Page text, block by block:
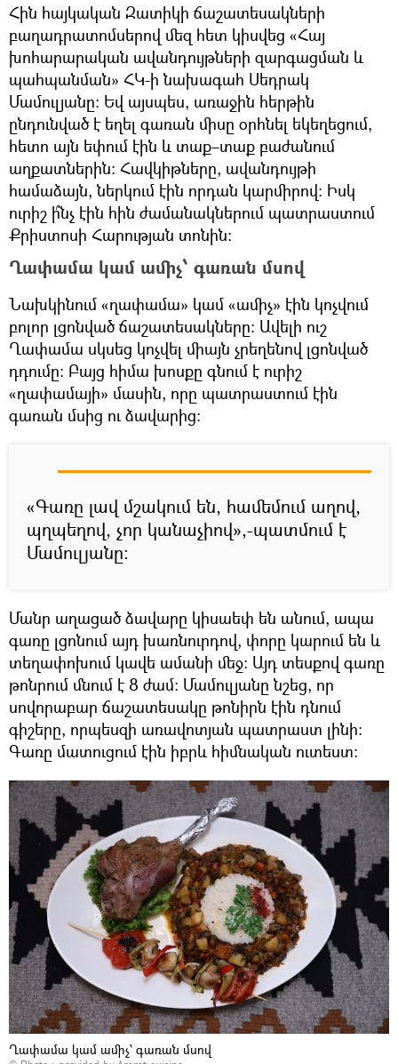
Հին հայկական Զատիկի ճաշատեսակների
բաղադրատոմսերով մեզ հետ կիսվեց «Հայ
խոհարարական ավանդույթների զարգացման և
պահպանման» ՀԿ-ի նախագահ Սեդրակ
Մամուլյանը։ Եվ այսպես, առաջին հերթին
ընդունված է եղել գառան միսը օրհնել եկեղեցում,
հետո այն եփում էին և տաք–տաք բաժանում
աղքատներին։ Հավկիթները, ավանդույթի
համաձայն, ներկում էին որդան կարմիրով։ Իսկ
ուրիշ ի՞նչ էին հին ժամանակներում պատրաստում
Քրիստոսի Հարության տոնին։
Ղափամա կամ ամիչ՝ գառան մսով
Նախկինում «ղափամա» կամ «ամիչ» էին կոչվում
բոլոր լցոնված ճաշատեսակները։ Ավելի ուշ
Ղափամա սկսեց կոչվել միայն չրեղենով լցոնված
դդումը։ Բայց հիմա խոսքը գնում է ուրիշ
«ղափամայի» մասին, որը պատրաստում էին
գառան մսից ու ձավարից։
«Գառը լավ մշակում են, համեմում աղով,
պղպեղով, չոր կանաչիով»,-պատմում է
Մամուլյանը։
Մանր աղացած ձավարը կիսաեփ են անում, ապա
գառը լցոնում այդ խառնուրդով, փորը կարում են և
տեղափոխում կավե ամանի մեջ։ Այդ տեսքով գառը
թոնրում մնում է 8 ժամ։ Մամուլյանը նշեց, որ
սովորաբար ճաշատեսակը թոնիրն էին դնում
գիշերը, որպեսզի առավոտյան պատրաստ լինի։
Գառը մատուցում էին իբրև հիմնական ուտեստ։
Ղափամա կամ ամիչ՝ գառան մսով